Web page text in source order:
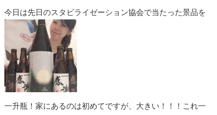
今日は先日のスタビライゼーション協会で当たった景品を
一升瓶！家にあるのは初めてですが、大きい！！！これ一